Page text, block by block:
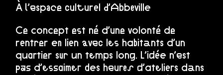
À l’espace culturel d’Abbeville
Ce concept est né d’une volonté de
rentrer en lien avec les habitants d’un
quartier sur un temps long. L’idée n’est
pas d’essaimer des heures d’ateliers dans